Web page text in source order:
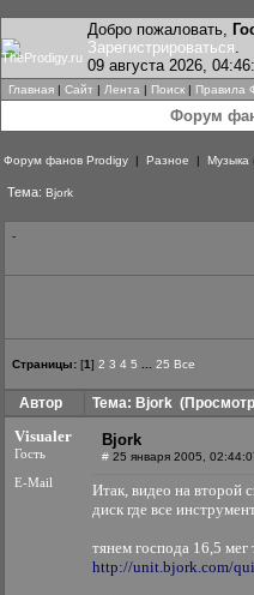
Добро пожаловать,
Зарегистрироваться.
09 августа 2026,
Главная | Сайт | Лента | Поиск | Правила
Форум
Форум фанов Prodigy | Разное | Музыка
Тема: Bjork
-
Страницы: [1] 2 3 4 5 25 Все
Автор Тема: Bjork
Visualer
Гость
E-Mail
Bjork
# 25 января 2005,
Итак, видео на второй
диск где все
тянем господа 16,5 мег
http://unit.bjork.com/